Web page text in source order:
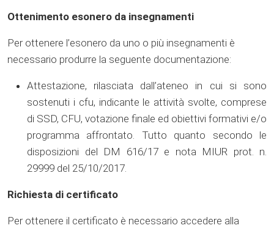
Ottenimento esonero da insegnamenti
Per ottenere l’esonero da uno o più insegnamenti è
necessario produrre la seguente documentazione:
Attestazione, rilasciata dall’ateneo in cui si sono
sostenuti i cfu, indicante le attività svolte, comprese
di SSD, CFU, votazione finale ed obiettivi formativi e/o
programma affrontato. Tutto quanto secondo le
disposizioni del DM 616/17 e nota MIUR prot. n.
29999 del 25/10/2017.
Richiesta di certificato
Per ottenere il certificato è necessario accedere alla